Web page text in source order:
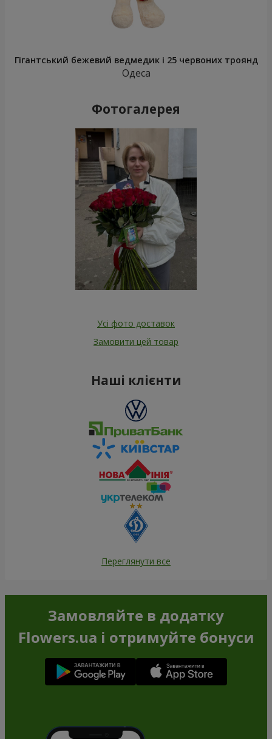
Гігантський бежевий ведмедик і 25 червоних троянд
Одеса
Фотогалерея
Усі фото доставок
Замовити цей товар
Наші клієнти
Переглянути все
Замовляйте в додатку
Flowers.ua і отримуйте бонуси